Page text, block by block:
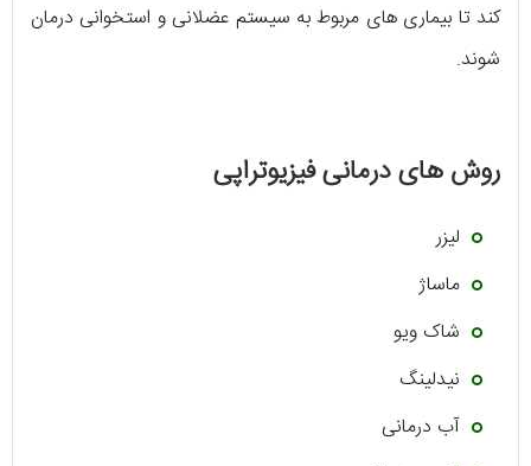
کند تا بیماری های مربوط به سیستم عضلانی و استخوانی درمان
شوند.
روش های درمانی فیزیوتراپی
لیزر
ماساژ
شاک ویو
نیدلینگ
آب درمانی